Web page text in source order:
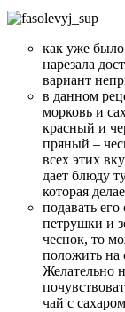
как уже
нарезала
вариант
в данном
морковь и
красный и
пряный –
всех этих
дает блюду
которая
подавать
петрушки и
чеснок, то
положить на
Желательно
чай с